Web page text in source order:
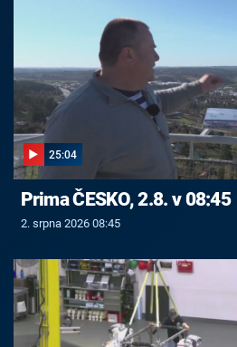
25:04
Prima ČESKO, 2.8. v 08:45
2. srpna 2026 08:45